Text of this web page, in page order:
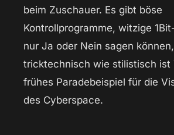
beim Zuschauer. Es gibt böse
Kontrollprogramme, witzige
nur Ja oder Nein sagen können,
tricktechnisch wie stilistisch ist
frühes Paradebeispiel für die
des Cyberspace.